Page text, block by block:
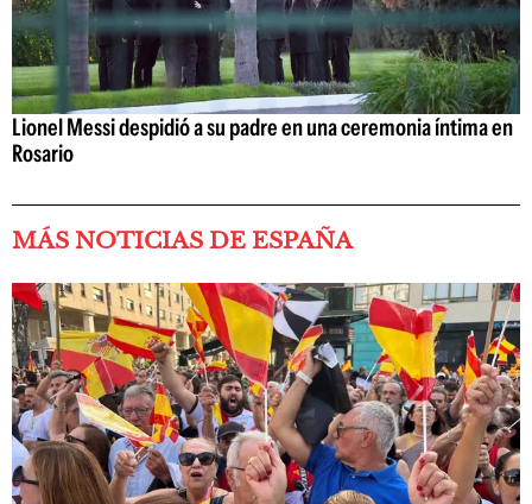
Lionel Messi despidió a su padre en una ceremonia íntima en
Rosario
MÁS NOTICIAS DE ESPAÑA